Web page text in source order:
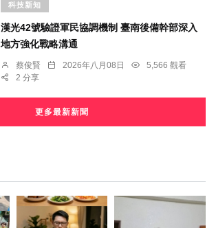
科技新知
漢光42號驗證軍民協調機制 臺南後備幹部深入
地方強化戰略溝通
蔡俊賢 2026年八月08日
5,566 觀看
2 分享
更多最新新聞